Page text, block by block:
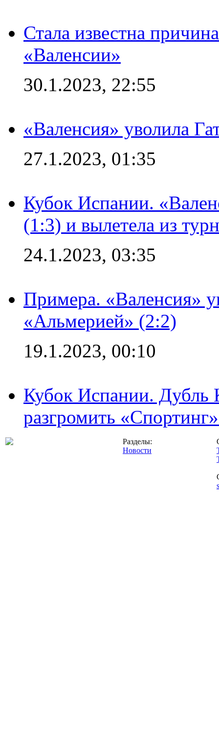
Стала известна
«Валенсии»
30.1.2023, 22:55
«Валенсия» уволила
27.1.2023, 01:35
Кубок Испании.
(1:3) и вылетела из
24.1.2023, 03:35
Примера. «Валенсия»
«Альмерией» (2:2)
19.1.2023, 00:10
Кубок Испании. Дубль
разгромить
Разделы:
Новости